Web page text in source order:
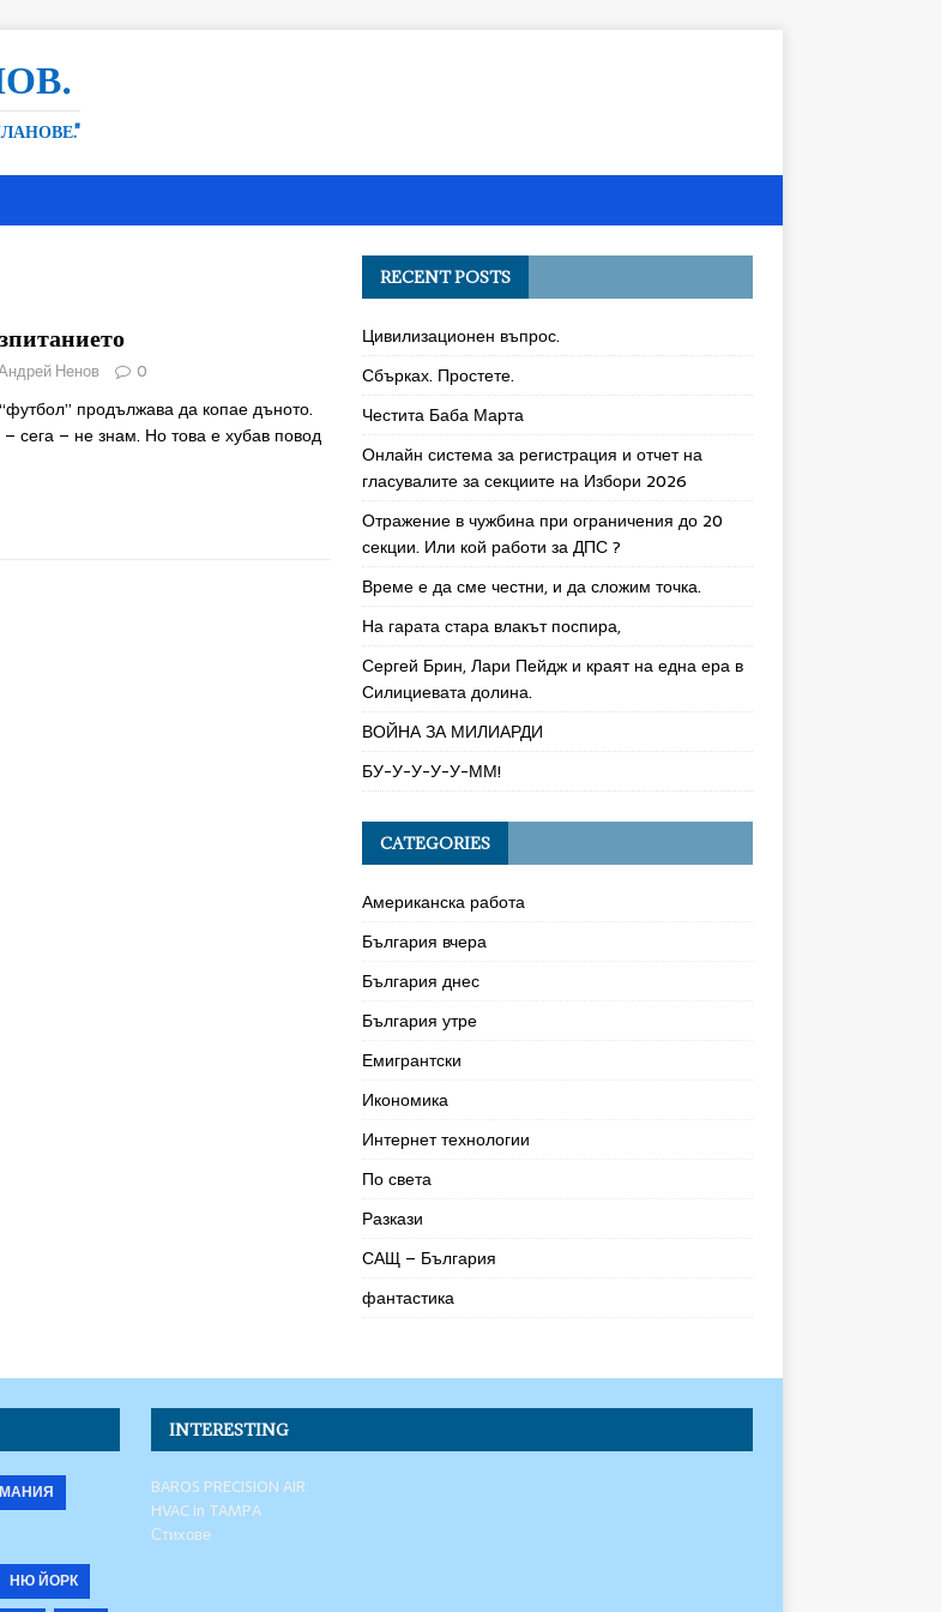
Ненов 0
продължава да копае дъното.
сега – не знам. Но това е хубав повод
RECENT POSTS
Цивилизационен въпрос.
Сбърках. Простете.
Честита Баба Марта
Онлайн система за регистрация и отчет на
гласувалите за секциите на Избори 2026
Отражение в чужбина при ограничения до 20
секции. Или кой работи за ДПС ?
Време е да сме честни, и да сложим точка.
На гарата стара влакът поспира,
Сергей Брин, Лари Пейдж и краят на една ера в
Силициевата долина.
ВОЙНА ЗА МИЛИАРДИ
БУ-У-У-У-У-ММ!
CATEGORIES
Американска работа
България вчера
България днес
България утре
Емигрантски
Икономика
Интернет технологии
По света
Разкази
САЩ – България
фантастика
НЮ ЙОРК
INTERESTING
BAROS PRECISION AIR
HVAC in TAMPA
Стихове